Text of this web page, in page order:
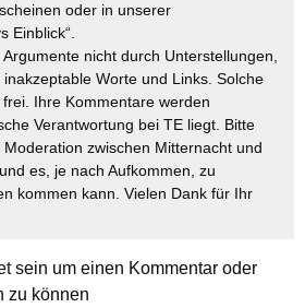
oder in unserer
Einblick“.
nicht durch Unterstellungen,
Worte und Links. Solche
Ihre Kommentare werden
Verantwortung bei TE liegt. Bitte
zwischen Mitternacht und
es, je nach Aufkommen, zu
kommen kann. Vielen Dank für Ihr
sein um einen Kommentar oder
zu können